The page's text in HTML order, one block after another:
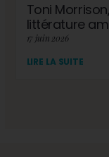
Toni
littérature
17 juin 2026
LIRE LA SUITE